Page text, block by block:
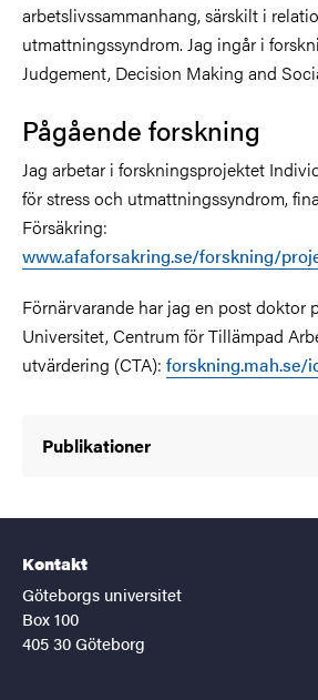
arbetslivssammanhang, särskilt i
utmattningssyndrom. Jag ingår i
Judgement, Decision Making and
Pågående forskning
Jag arbetar i forskningsprojektet
för stress och utmattningssyndrom,
Försäkring:
www.afaforsakring.se/forskning/
Förnärvarande har jag en post doktor
Universitet, Centrum för Tillämpad
utvärdering (CTA): forskning.mah.se/
Publikationer
Kontakt
Göteborgs universitet
Box 100
405 30 Göteborg